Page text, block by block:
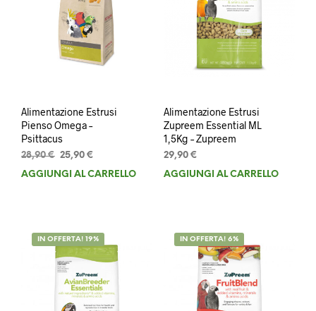
Alimentazione Estrusi
Pienso Omega –
Psittacus
28,90€ Il
prezzo
25,90 €
prezzo
AGGIUNGI AL CARRELLO
Alimentazione Estrusi
Zupreem Essential ML
1,5Kg – Zupreem
29,90 €
AGGIUNGI AL CARRELLO
IN OFFERTA! 19% IN OFFERTA! 6%